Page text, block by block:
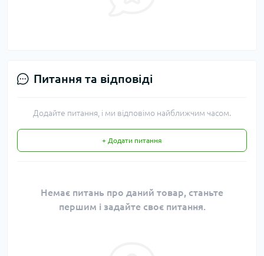
Питання та відповіді
Додайте питання, і ми відповімо найближчим часом.
+ Додати питання
Немає питань про даний товар, станьте
першим і задайте своє питання.